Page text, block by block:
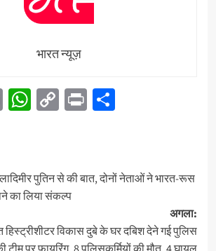
भारत न्यूज़
EmailWhatsApp
Copy
PrintShare
पुतिन से की बात, दोनों नेताओं ने भारत-रूस
का लिया संकल्प
अगला:
हिस्ट्रीशीटर विकास दुबे के घर दबिश देने गई पुलिस